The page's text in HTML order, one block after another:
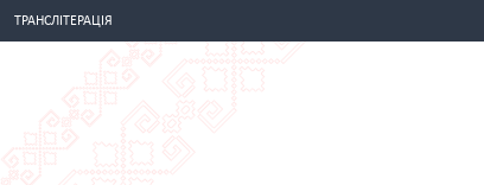
ТРАНСЛІТЕРАЦІЯ